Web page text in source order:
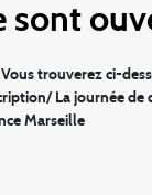
sont
trouverez ci-
La journée de
Marseille